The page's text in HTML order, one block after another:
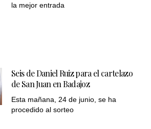
la mejor entrada
Seis de Daniel Ruiz para el cartelazo
de San Juan en Badajoz
Esta mañana, 24 de junio, se ha
procedido al sorteo